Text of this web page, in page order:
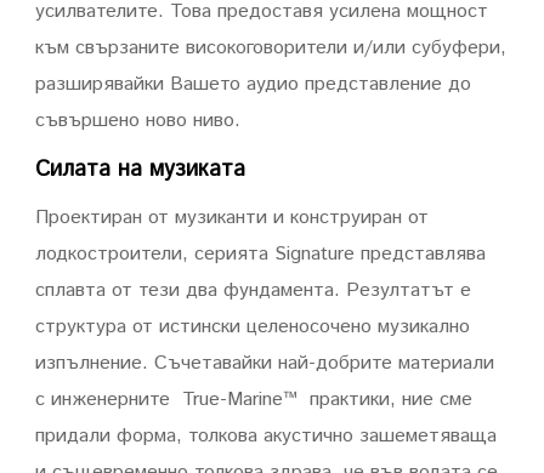
усилвателите. Това предоставя усилена мощност
към свързаните високоговорители и/или субуфери,
разширявайки Вашето аудио представление до
съвършено ново ниво.
Силата на музиката
Проектиран от музиканти и конструиран от
лодкостроители, серията Signature представлява
сплавта от тези два фундамента. Резултатът е
структура от истински целеносочено музикално
изпълнение. Съчетавайки най-добрите материали
с инженерните True-Marine™ практики, ние сме
придали форма, толкова акустично зашеметяваща